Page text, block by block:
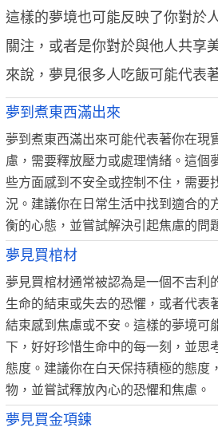
這樣的夢境也可能反映了你對於
關注，或者是你對於與他人共享
來說，夢見很多人吃飯可能代表
夢到煮東西滿出來
夢到煮東西滿出來可能代表著你在現
慮，需要釋放壓力或處理情緒。這個
些方面感到不安全或控制不住，需要
況。建議你在日常生活中找到適合的
衡的心態，並嘗試解決引起焦慮的問
夢見買棺材
夢見買棺材通常被認為是一個不吉利
生命的結束或失去的恐懼，或者代表
結束感到焦慮或不安。這樣的夢境可
下，好好珍惜生命中的每一刻，並思
態度。建議你在白天保持積極的態度
物，並嘗試釋放內心的恐懼和焦慮。
夢見買金項鍊